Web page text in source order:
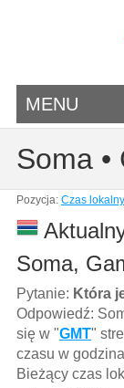
MENU
Soma •
Pozycja: Czas lokalny
Soma,
Pytanie: Która
Odpowiedź:
się w "GMT"
czasu w
Bieżący czas